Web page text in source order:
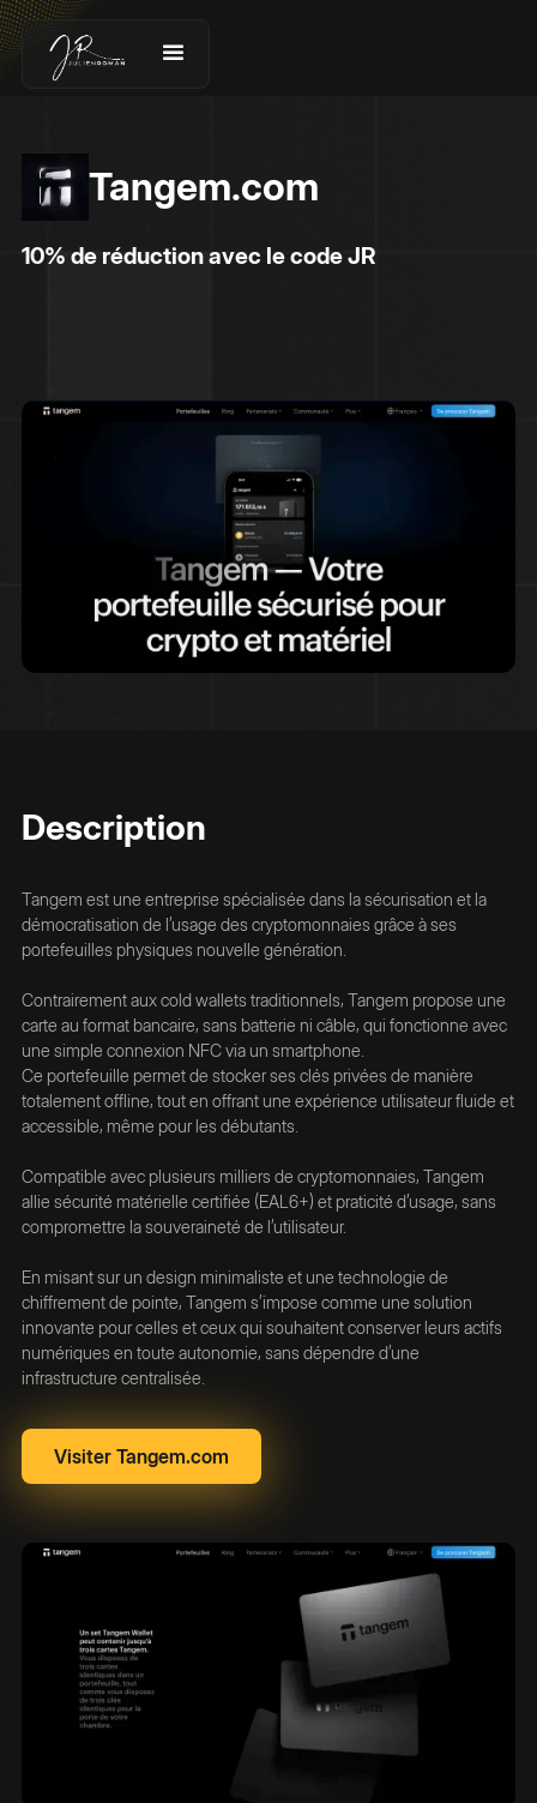
Tangem.com
10% de réduction avec le code JR
Description
Tangem est une entreprise spécialisée dans la sécurisation et la
démocratisation de l’usage des cryptomonnaies grâce à ses
portefeuilles physiques nouvelle génération.
Contrairement aux cold wallets traditionnels, Tangem propose une
carte au format bancaire, sans batterie ni câble, qui fonctionne avec
une simple connexion NFC via un smartphone.
Ce portefeuille permet de stocker ses clés privées de manière
totalement offline, tout en offrant une expérience utilisateur fluide et
accessible, même pour les débutants.
Compatible avec plusieurs milliers de cryptomonnaies, Tangem
allie sécurité matérielle certifiée (EAL6+) et praticité d’usage, sans
compromettre la souveraineté de l’utilisateur.
En misant sur un design minimaliste et une technologie de
chiffrement de pointe, Tangem s’impose comme une solution
innovante pour celles et ceux qui souhaitent conserver leurs actifs
numériques en toute autonomie, sans dépendre d’une
infrastructure centralisée.
Visiter Tangem.com